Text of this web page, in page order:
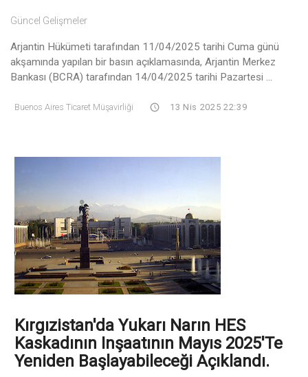
Güncel Gelişmeler
Arjantin Hükümeti tarafından 11/04/2025 tarihi Cuma günü
akşamında yapılan bir basın açıklamasında, Arjantin Merkez
Bankası (BCRA) tarafından 14/04/2025 tarihi Pazartesi ...
Buenos Aires Ticaret Müşavirliği 13 Nis 2025 22:39
Kırgızistan'da Yukarı Narın HES
Kaskadının Inşaatının Mayıs 2025'te
Yeniden Başlayabileceği Açıklandı.